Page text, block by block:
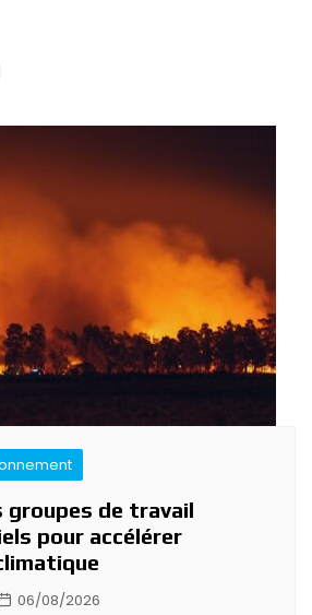
groupes de travail
pour accélérer
06/08/2026